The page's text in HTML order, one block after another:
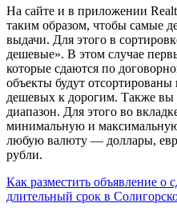
На сайте и в приложении
таким образом, чтобы самые
выдачи. Для этого в
дешевые». В этом случае
которые сдаются по
объекты будут
дешевых к дорогим. Также вы
диапазон. Для этого во
минимальную и
любую валюту — доллары,
рубли.
Как разместить объявление о
длительный срок в